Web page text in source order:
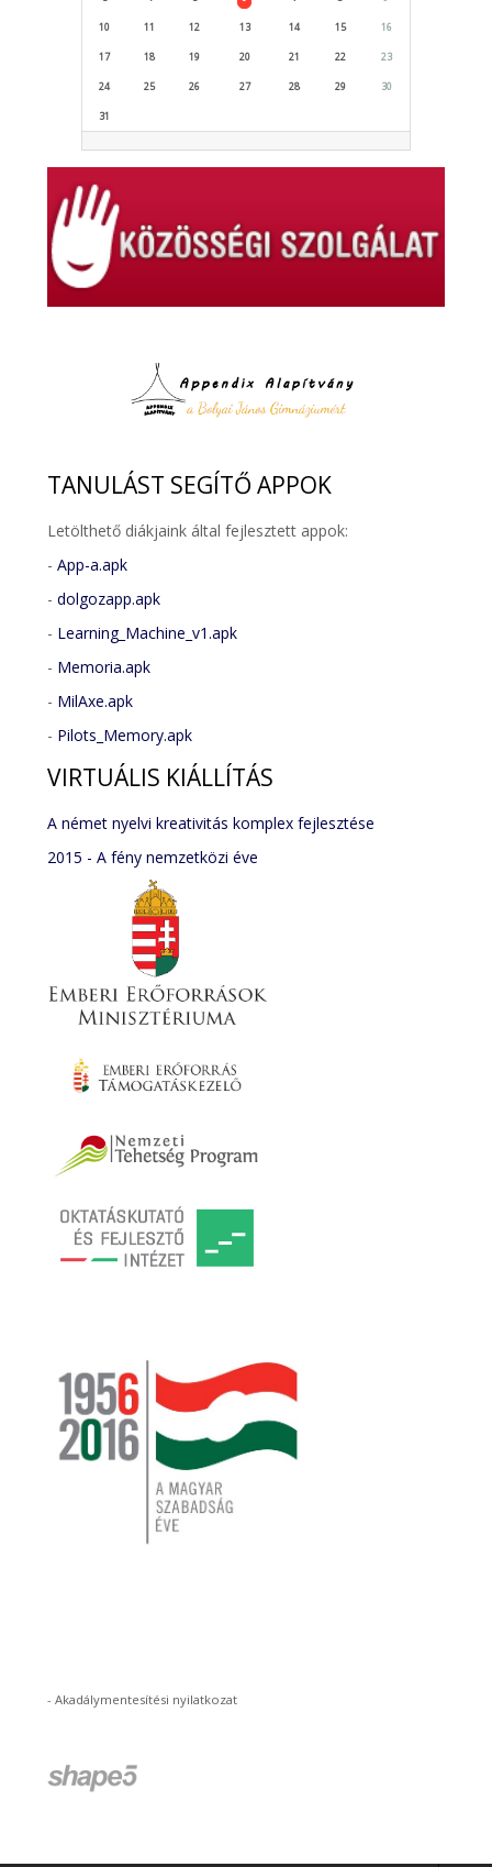
10 11 12 13 14 15 16
17 18 19 20 21 22 23
24 25 26 27 28 29 30
31
TANULÁST SEGÍTŐ APPOK
Letölthető diákjaink által fejlesztett appok:
-App-a.apk
-dolgozapp.apk
- Learning_Machine_v1.apk
- Memoria.apk
- MilAxe.apk
- Pilots_Memory.apk
VIRTUÁLIS KIÁLLÍTÁS
A német nyelvi kreativitás komplex fejlesztése
2015 - A fény nemzetközi éve
-Akadálymentesítési nyilatkozat